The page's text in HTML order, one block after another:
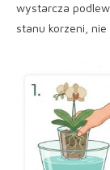
wystarcza
stanu korzeni, nie